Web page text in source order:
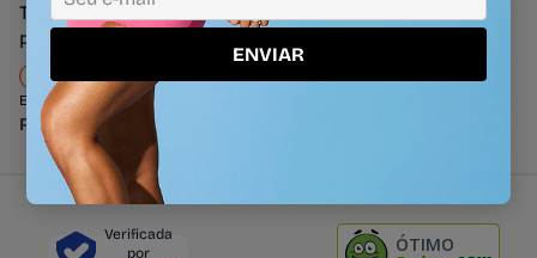
Top Elástico
Personalizado Alto Giro
Em até 2x de R$ 109,95
R$ 219,90
Verificada
por
ÓTIMO
ENVIAR